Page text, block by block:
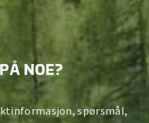
NOE?
spørsmål,